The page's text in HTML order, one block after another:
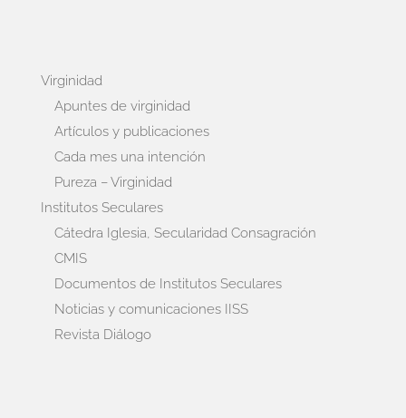
Virginidad
Apuntes de virginidad
Artículos y publicaciones
Cada mes una intención
Pureza – Virginidad
Institutos Seculares
Cátedra Iglesia, Secularidad Consagración
CMIS
Documentos de Institutos Seculares
Noticias y comunicaciones IISS
Revista Diálogo